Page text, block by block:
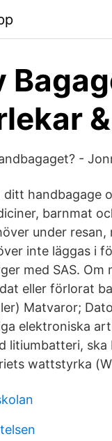
-
handbagage
barnmat
under resan,
inte läggas i
med SAS.
eller förlorat
Matvaror;
elektroniska
litiumbatteri,
wattstyrka